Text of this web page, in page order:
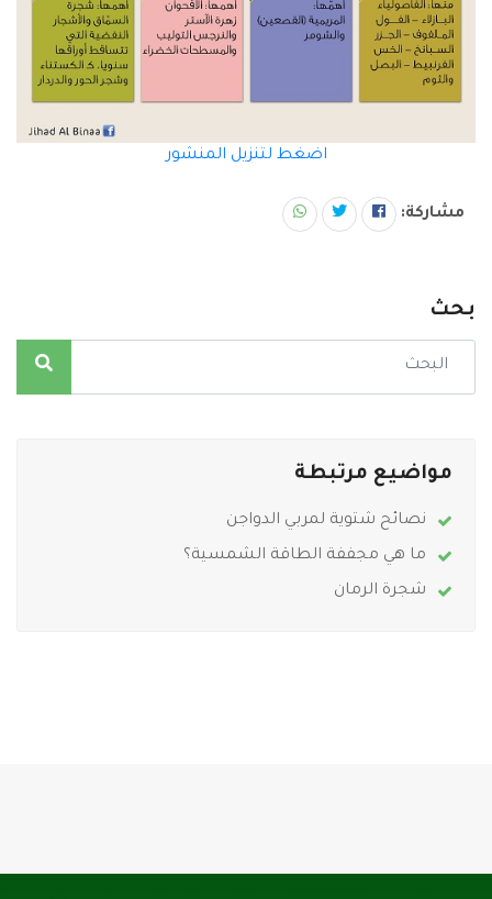
اضغط لتنزيل المنشور
مشاركة:
بحث
مواضيع مرتبطة
نصائح شتوية لمربي الدواجن
ما هي مجففة الطاقة الشمسية؟
شجرة الرمان